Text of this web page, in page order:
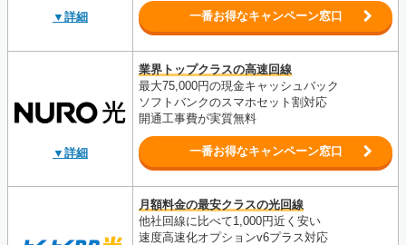
▼詳細 一番お得なキャンペーン窓口
▼詳細
業界トップクラスの高速回線
最大75,000円の現金キャッシュバック
ソフトバンクのスマホセット割対応
開通工事費が実質無料
一番お得なキャンペーン窓口
月額料金の最安クラスの光回線
他社回線に比べて1,000円近く安い
速度高速化オプションv6プラス対応